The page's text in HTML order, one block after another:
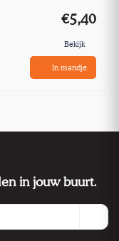
€5,40
Bekijk
In mandje
in jouw buurt.